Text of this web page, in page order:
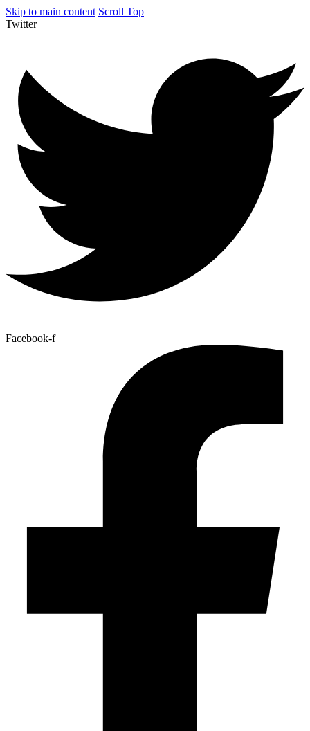
Skip to main content Scroll Top
Twitter
Facebook-f